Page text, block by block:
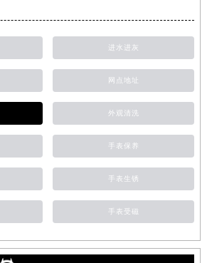
进水进灰
网点地址
外观清洗
手表保养
手表生锈
手表受磁